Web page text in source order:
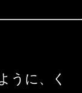
うに、く